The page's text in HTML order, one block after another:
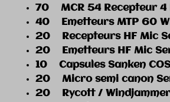
70 MCR 54
40 Emetteurs
20 Recepteurs HF
20 Emetteurs
10 Capsules
20 Micro
20 Rycott /